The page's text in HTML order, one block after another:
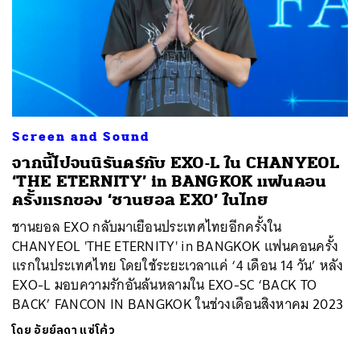
Screen and Sound
จากนี้ไปจนนิรันดร์กับ EXO-L ใน CHANYEOL
‘THE ETERNITY’ in BANGKOK แฟนคอน
ครั้งแรกของ ‘ชานยอล EXO’ ในไทย
ชานยอล EXO กลับมาเยือนประเทศไทยอีกครั้งใน
CHANYEOL 'THE ETERNITY' in BANGKOK แฟนคอนครั้ง
แรกในประเทศไทย โดยใช้ระยะเวลาแค่ ‘4 เดือน 14 วัน’ หลัง
EXO-L มอบความรักอันล้นหลามใน EXO-SC ‘BACK TO
BACK’ FANCON IN BANGKOK ในช่วงเดือนสิงหาคม 2023
โดย อัยย์ลดา แซ่โค้ว